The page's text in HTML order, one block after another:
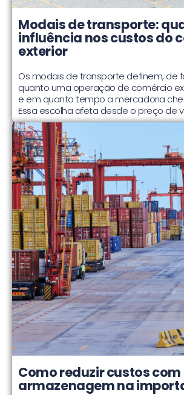
Modais de transporte:
influência nos custos do
exterior
Os modais de transporte definem, de
quanto uma operação de comércio
e em quanto tempo a mercadoria
Essa escolha afeta desde o preço de
Como reduzir custos com
armazenagem na